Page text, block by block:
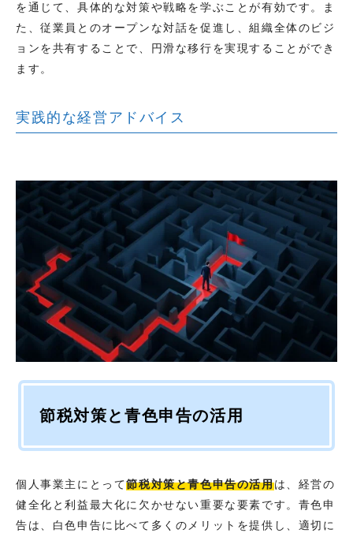
を通じて、具体的な対策や戦略を学ぶことが有効です。ま
た、従業員とのオープンな対話を促進し、組織全体のビジ
ョンを共有することで、円滑な移行を実現することができ
ます。
実践的な経営アドバイス
節税対策と青色申告の活用
個人事業主にとって節税対策と青色申告の活用は、経営の
健全化と利益最大化に欠かせない重要な要素です。青色申
告は、白色申告に比べて多くのメリットを提供し、適切に